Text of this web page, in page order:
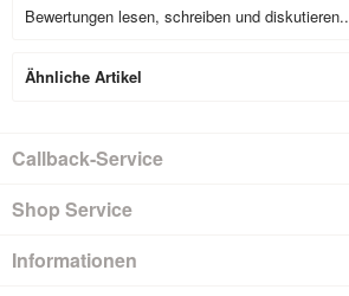
Bewertungen lesen, schreiben und
Ähnliche Artikel
Callback-Service
Shop Service
Informationen